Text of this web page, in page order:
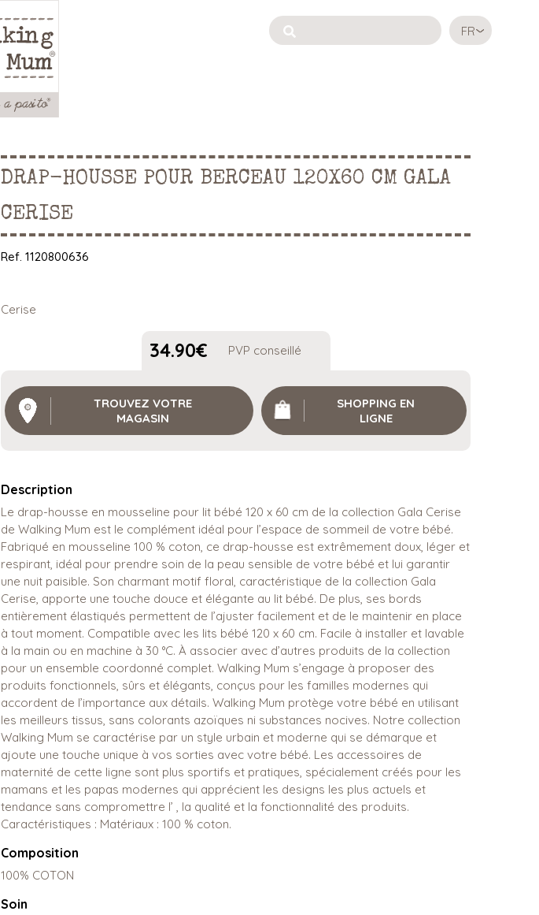
FR
DRAP-HOUSSE POUR BERCEAU 120X60 CM GALA
CERISE
Ref.1120800636
Cerise
34.90€ PVP conseillé
TROUVEZ VOTRE
MAGASIN
SHOPPING EN
LIGNE
Description
Le drap-housse en mousseline pour lit bébé 120 x 60 cm de la collection Gala Cerise
de Walking Mum est le complément idéal pour l’espace de sommeil de votre bébé.
Fabriqué en mousseline 100 % coton, ce drap-housse est extrêmement doux, léger et
respirant, idéal pour prendre soin de la peau sensible de votre bébé et lui garantir
une nuit paisible. Son charmant motif floral, caractéristique de la collection Gala
Cerise, apporte une touche douce et élégante au lit bébé. De plus, ses bords
entièrement élastiqués permettent de l’ajuster facilement et de le maintenir en place
à tout moment. Compatible avec les lits bébé 120 x 60 cm. Facile à installer et lavable
à la main ou en machine à 30 °C. À associer avec d’autres produits de la collection
pour un ensemble coordonné complet. Walking Mum s’engage à proposer des
produits fonctionnels, sûrs et élégants, conçus pour les familles modernes qui
accordent de l’importance aux détails. Walking Mum protège votre bébé en utilisant
les meilleurs tissus, sans colorants azoïques ni substances nocives. Notre collection
Walking Mum se caractérise par un style urbain et moderne qui se démarque et
ajoute une touche unique à vos sorties avec votre bébé. Les accessoires de
maternité de cette ligne sont plus sportifs et pratiques, spécialement créés pour les
mamans et les papas modernes qui apprécient les designs les plus actuels et
tendance sans compromettre l’ , la qualité et la fonctionnalité des produits.
Caractéristiques : Matériaux : 100 % coton.
Composition
100% COTON
Soin